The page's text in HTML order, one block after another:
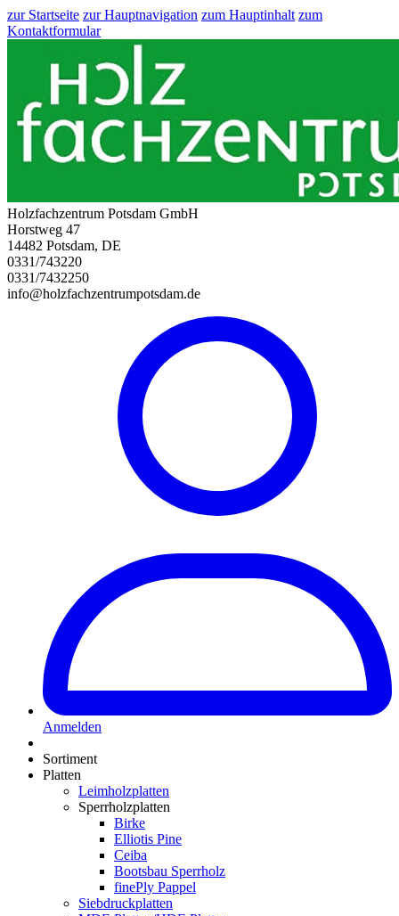
zur Startseite zur Hauptnavigation zum Hauptinhalt zum
Kontaktformular
Holzfachzentrum Potsdam GmbH
Horstweg 47
14482 Potsdam, DE
0331/743220
0331/7432250
info@holzfachzentrumpotsdam.de
Anmelden
Sortiment
Platten
Leimholzplatten
Sperrholzplatten
Birke
Elliotis Pine
Ceiba
Bootsbau Sperrholz
finePly Pappel
Siebdruckplatten